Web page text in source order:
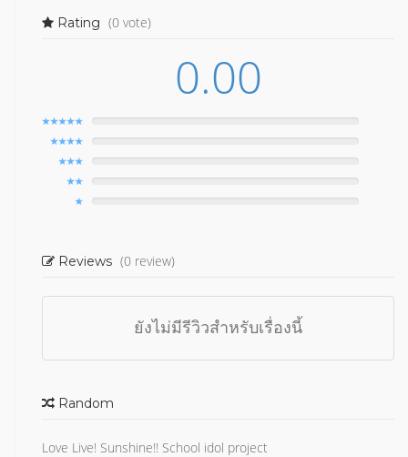
Rating (0 vote)
0.00
Reviews (0 review)
ยังไม่มีรีวิวสำหรับเรื่องนี้
Random
Love Live! Sunshine!! School idol project